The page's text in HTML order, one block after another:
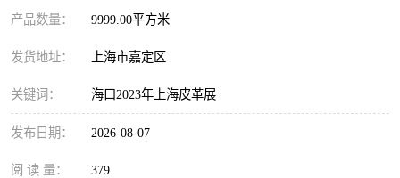
产品数量： 9999.00平方米
发货地址： 上海市嘉定区
关键词： 海口2023年上海皮革展
发布日期： 2026-08-07
阅 读 量： 379